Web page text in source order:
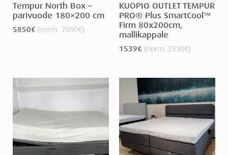
Tempur North Box –
parivuode 180×200 cm
5850€ (norm. 7800€)
KUOPIO OUTLET TEMPUR
PRO® Plus SmartCool™
Firm 80x200cm,
mallikappale
1539€ (norm. 2330€)